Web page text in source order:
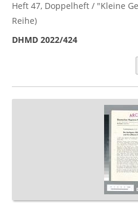
Heft 47, Doppelheft / "Kleine
Reihe)
DHMD 2022/424